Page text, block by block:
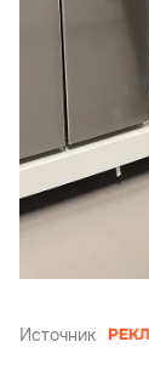
Источник